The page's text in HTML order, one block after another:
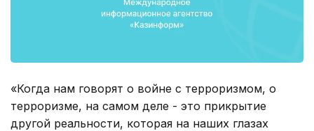
«Когда нам говорят о войне с терроризмом, о
терроризме, на самом деле - это прикрытие
другой реальности, которая на наших глазах